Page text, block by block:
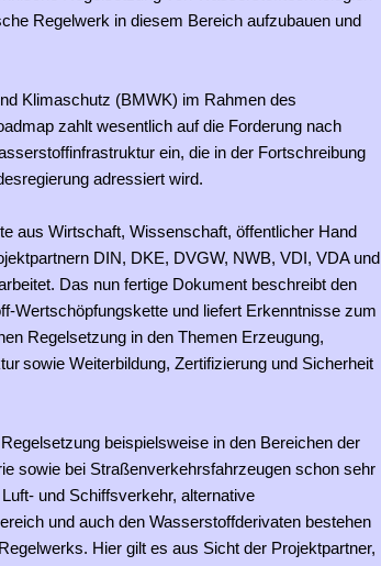
Regelwerk in diesem Bereich aufzubauen und
Klimaschutz (BMWK) im Rahmen des
zahlt wesentlich auf die Forderung nach
ein, die in der Fortschreibung
adressiert wird.
aus Wirtschaft, Wissenschaft, öffentlicher Hand
DIN, DKE, DVGW, NWB, VDI, VDA und
Das nun fertige Dokument beschreibt den
Wertschöpfungskette und liefert Erkenntnisse zum
Regelsetzung in den Themen Erzeugung,
sowie Weiterbildung, Zertifizierung und Sicherheit
beispielsweise in den Bereichen der
sowie bei Straßenverkehrsfahrzeugen schon sehr
und Schiffsverkehr, alternative
und auch den Wasserstoffderivaten bestehen
Hier gilt es aus Sicht der Projektpartner,